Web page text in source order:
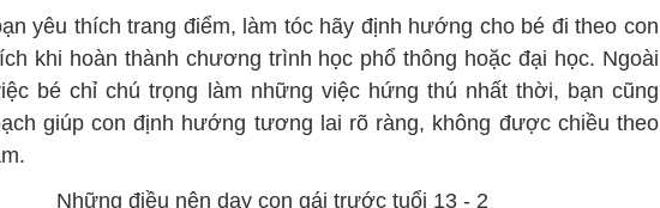
yêu thích trang điểm, làm tóc hãy định hướng cho bé đi theo con
khi hoàn thành chương trình học phổ thông hoặc đại học. Ngoài
bé chỉ chú trọng làm những việc hứng thú nhất thời, bạn cũng
giúp con định hướng tương lai rõ ràng, không được chiều theo